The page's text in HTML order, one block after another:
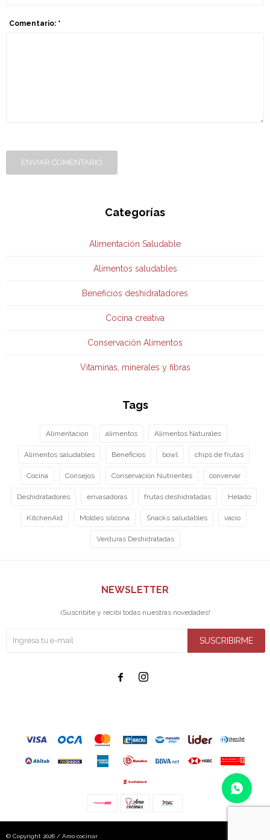
Comentario: *
ENVIAR COMENTARIO
Categorías
Alimentación Saludable
Alimentos saludables
Beneficios deshidratadores
Cocina creativa
Conservación Alimentos
Vitaminas, minerales y fibras
Tags
Alimentacion alimentos Alimentos Naturales
Alimentos saludables Beneficios bowl chips de frutas
Cocina Consejos Conservación Nutrientes convervar
Deshidratadores envasadoras frutas deshidratadas Helado
KitchenAid Moldes silicona Snacks saludables vacio
Verduras Deshidratadas
NEWSLETTER
¡Suscribite y recibí todas nuestras novedades!
SUSCRIBIRME
 
© Copyright 2026 / Amo cocinar